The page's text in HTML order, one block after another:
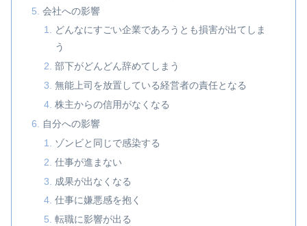
会社への影響
どんなにすごい企業であろうとも損害が出てしま
う
部下がどんどん辞めてしまう
無能上司を放置している経営者の責任となる
株主からの信用がなくなる
自分への影響
ゾンビと同じで感染する
仕事が進まない
成果が出なくなる
仕事に嫌悪感を抱く
転職に影響が出る